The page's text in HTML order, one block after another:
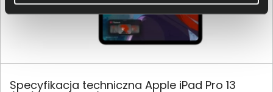
Specyfikacja techniczna Apple iPad Pro 13